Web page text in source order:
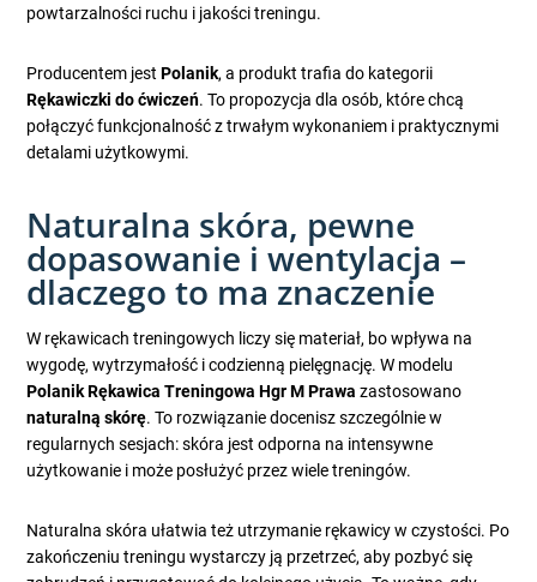
powtarzalności ruchu i jakości treningu.
Producentem jestPolanik, a produkt trafia do kategorii
Rękawiczki do ćwiczeń. To propozycja dla osób, które chcą
połączyć funkcjonalność z trwałym wykonaniem i praktycznymi
detalami użytkowymi.
Naturalna skóra, pewne
dopasowanie i wentylacja –
dlaczego to ma znaczenie
W rękawicach treningowych liczy się materiał, bo wpływa na
wygodę, wytrzymałość i codzienną pielęgnację. W modelu
Polanik Rękawica Treningowa Hgr M Prawa zastosowano
naturalną skórę. To rozwiązanie docenisz szczególnie w
regularnych sesjach: skóra jest odporna na intensywne
użytkowanie i może posłużyć przez wiele treningów.
Naturalna skóra ułatwia też utrzymanie rękawicy w czystości. Po
zakończeniu treningu wystarczy ją przetrzeć, aby pozbyć się